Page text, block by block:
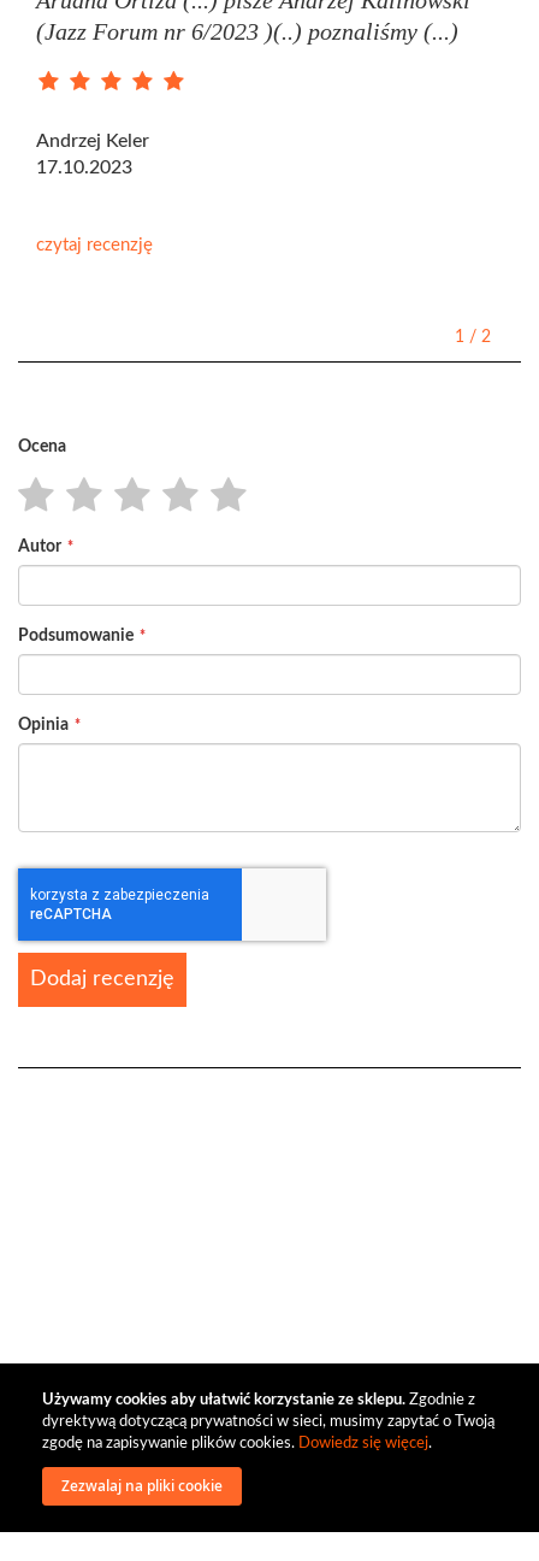
Używamy cookies aby ułatwić korzystanie ze sklepu. Zgodnie z
dyrektywą dotyczącą prywatności w sieci, musimy zapytać o Twoją
zgodę na zapisywanie plików cookies. Dowiedz się więcej.
Zezwalaj na pliki cookie
(Jazz Forum nr 6/2023 )(..) poznaliśmy (...)
Andrzej Keler
17.10.2023
czytaj recenzję
1 / 2
Ocena
star
stars
stars
stars
stars
Autor
Podsumowanie
Opinia
Dodaj recenzję